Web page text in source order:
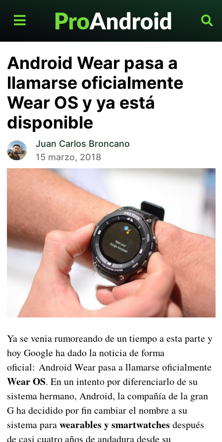
Android Wear pasa a
llamarse oficialmente
Wear OS y ya está
disponible
Juan Carlos Broncano
15 marzo, 2018
Ya se venia rumoreando de un tiempo a esta parte y
hoy Google ha dado la noticia de forma
oficial: Android Wear pasa a llamarse oficialmente
Wear OS. En un intento por diferenciarlo de su
sistema hermano, Android, la compañía de la gran
G ha decidido por fin cambiar el nombre a su
sistema parawearables y smartwatches después
de casi cuatro años de andadura desde su